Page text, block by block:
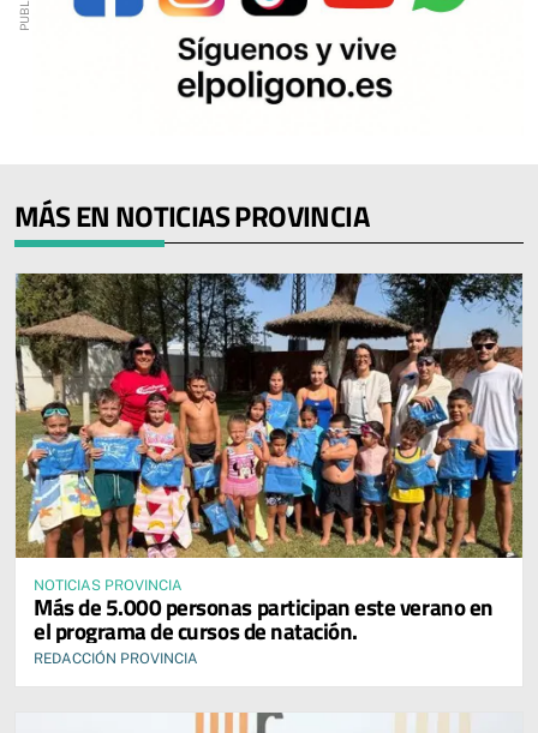
MÁS EN NOTICIAS PROVINCIA
NOTICIAS PROVINCIA
Más de 5.000 personas participan este verano en
el programa de cursos de natación.
REDACCIÓN PROVINCIA